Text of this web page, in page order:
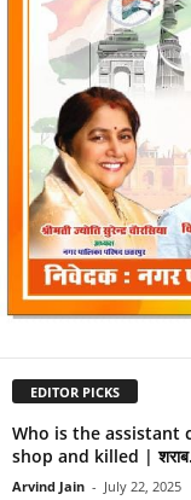
EDITOR PICKS
Who is the assistant
shop and killed |
Arvind Jain - July 22, 2025